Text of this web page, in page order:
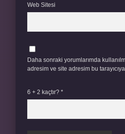
Web Sitesi
Daha sonraki yorumlarımda
adresim ve site adresim bu
6 + 2 kaçtır? *